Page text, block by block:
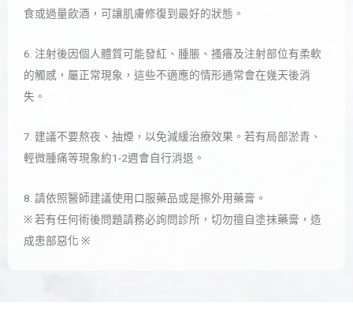
食或過量飲酒，可讓肌膚修復到最好的狀態。
6. 注射後因個人體質可能發紅、腫脹、搔癢及注射部位有柔軟
的觸感，屬正常現象，這些不適應的情形通常會在幾天後消
失。
7. 建議不要熬夜、抽煙，以免減緩治療效果。若有局部淤青、
輕微腫痛等現象約1-2週會自行消退。
8. 請依照醫師建議使用口服藥品或是擦外用藥膏。
※若有任何術後問題請務必詢問診所，切勿擅自塗抹藥膏，造
成患部惡化 ※